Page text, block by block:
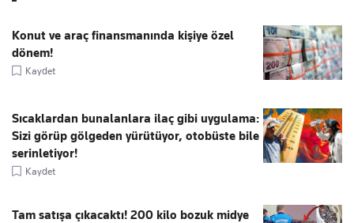
Konut ve araç finansmanında kişiye özel
dönem!
Kaydet
Sıcaklardan bunalanlara ilaç gibi uygulama:
Sizi görüp gölgeden yürütüyor, otobüste bile
serinletiyor!
Kaydet
Tam satışa çıkacaktı! 200 kilo bozuk midye